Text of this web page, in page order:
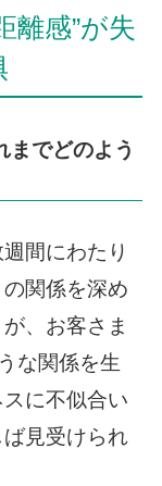
離感”が失
までどのよう
間にわたり
関係を深め
、お客さま
な関係を生
に不似合い
見受けられ